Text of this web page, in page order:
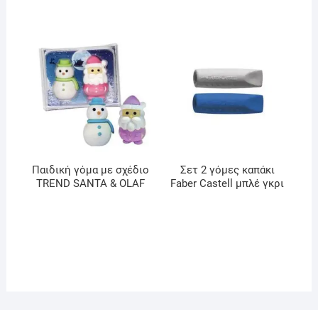
Παιδική γόμα με σχέδιο
TREND SANTA & OLAF
Σετ 2 γόμες καπάκι
Faber Castell μπλέ γκρι